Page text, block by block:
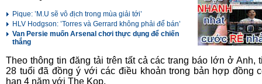
Pique: ’M.U sẽ vô địch trong mùa giải tới’
HLV Hodgson: ’Torres và Gerrard không phải để bán’
Van Persie muốn Arsenal chơi thực dụng để chiến
thắng
Theo thông tin đăng tải trên tất cả các trang báo lớn ở Anh,
28 tuổi đã đồng ý với các điều khoản trong bản hợp đồng
hạn 4 năm với The Kop.